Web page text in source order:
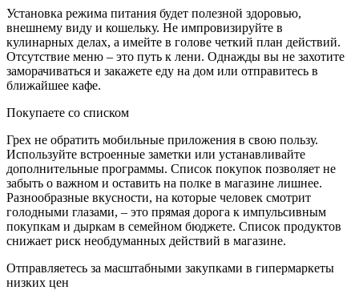
Установка режима питания будет полезной здоровью,
внешнему виду и кошельку. Не импровизируйте в
кулинарных делах, а имейте в голове четкий план действий.
Отсутствие меню – это путь к лени. Однажды вы не захотите
заморачиваться и закажете еду на дом или отправитесь в
ближайшее кафе.
Покупаете со списком
Грех не обратить мобильные приложения в свою пользу.
Используйте встроенные заметки или устанавливайте
дополнительные программы. Список покупок позволяет не
забыть о важном и оставить на полке в магазине лишнее.
Разнообразные вкусности, на которые человек смотрит
голодными глазами, – это прямая дорога к импульсивным
покупкам и дыркам в семейном бюджете. Список продуктов
снижает риск необдуманных действий в магазине.
Отправляетесь за масштабными закупками в гипермаркеты
низких цен